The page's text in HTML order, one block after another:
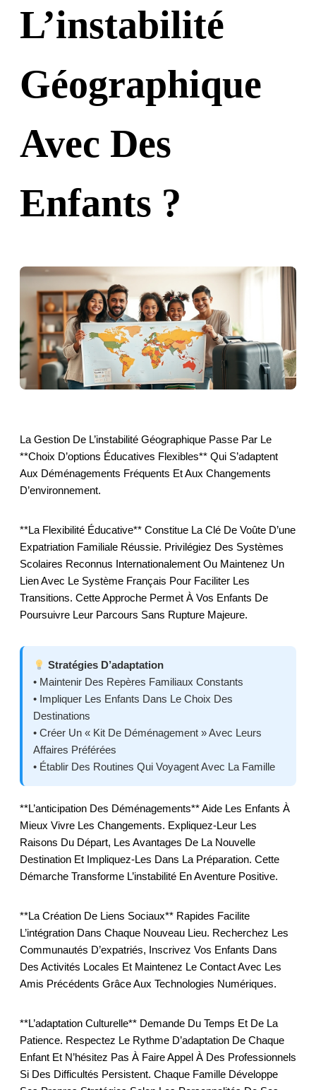
L’instabilité
Géographique
Avec Des
Enfants ?
La Gestion De L’instabilité Géographique Passe Par Le
**choix D’options Éducatives Flexibles** Qui S’adaptent
Aux Déménagements Fréquents Et Aux Changements
D’environnement.
**La Flexibilité Éducative** Constitue La Clé De Voûte D’une
Expatriation Familiale Réussie. Privilégiez Des Systèmes
Scolaires Reconnus Internationalement Ou Maintenez Un
Lien Avec Le Système Français Pour Faciliter Les
Transitions. Cette Approche Permet À Vos Enfants De
Poursuivre Leur Parcours Sans Rupture Majeure.
Stratégies D’adaptation
• Maintenir Des Repères Familiaux Constants
• Impliquer Les Enfants Dans Le Choix Des
Destinations
• Créer Un « Kit De Déménagement » Avec Leurs
Affaires Préférées
• Établir Des Routines Qui Voyagent Avec La Famille
**L’anticipation Des Déménagements** Aide Les Enfants À
Mieux Vivre Les Changements. Expliquez-Leur Les
Raisons Du Départ, Les Avantages De La Nouvelle
Destination Et Impliquez-Les Dans La Préparation. Cette
Démarche Transforme L’instabilité En Aventure Positive.
**La Création De Liens Sociaux** Rapides Facilite
L’intégration Dans Chaque Nouveau Lieu. Recherchez Les
Communautés D’expatriés, Inscrivez Vos Enfants Dans
Des Activités Locales Et Maintenez Le Contact Avec Les
Amis Précédents Grâce Aux Technologies Numériques.
**L’adaptation Culturelle** Demande Du Temps Et De La
Patience. Respectez Le Rythme D’adaptation De Chaque
Enfant Et N’hésitez Pas À Faire Appel À Des Professionnels
Si Des Difficultés Persistent. Chaque Famille Développe